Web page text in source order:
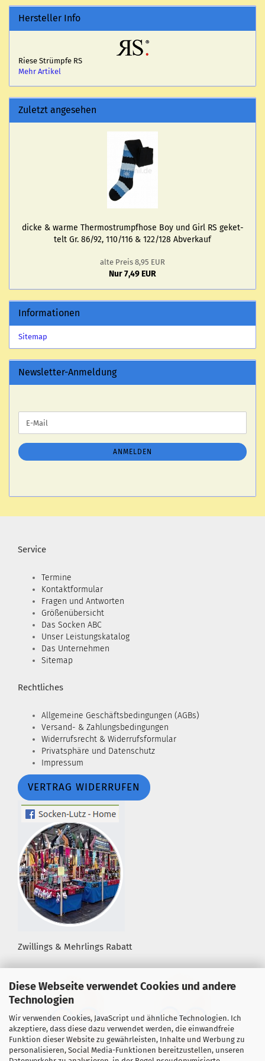
Diese Webseite verwendet Cookies und andere
Technologien
Wir verwenden Cookies, JavaScript und ähnliche Technologien. Ich
akzeptiere, dass diese dazu verwendet werden, die einwandfreie
Funktion dieser Website zu gewährleisten, Inhalte und Werbung zu
personalisieren, Social Media-Funktionen bereitzustellen, unseren
Hersteller Info
Riese Strümpfe RS
Mehr Artikel
Zuletzt angesehen
dicke & warme Ther­mo­strumpf­ho­se Boy und Girl RS ge­ket­
telt Gr. 86/92, 110/116 & 122/128 Ab­ver­kauf
alte Preis 8,95 EUR
Nur 7,49 EUR
Informationen
Sitemap
Newsletter-Anmeldung
ZUR
ANMELDUNG
E-
Mail
ANMELDEN
Service
Termine
Kontaktformular
Fragen und Antworten
Größenübersicht
Das Socken ABC
Unser Leistungskatalog
Das Unternehmen
Sitemap
Rechtliches
Allgemeine Geschäftsbedingungen (AGBs)
Versand- & Zahlungsbedingungen
Widerrufsrecht & Widerrufsformular
Privatsphäre und Datenschutz
Impressum
VERTRAG WIDERRUFEN
Zwillings & Mehrlings Rabatt